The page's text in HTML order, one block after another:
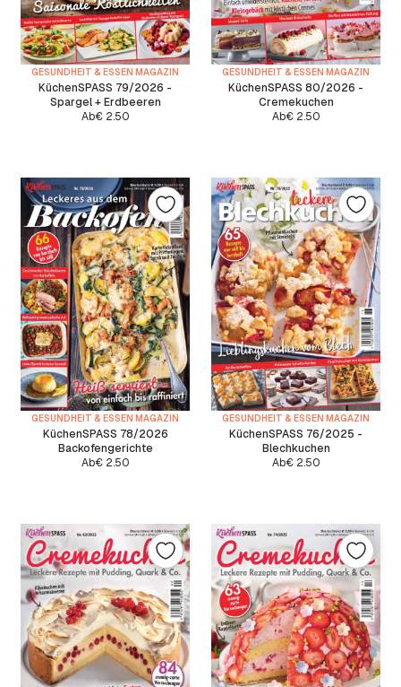
GESUNDHEIT & ESSEN MAGAZIN
KüchenSPASS 79/2026 -
Spargel + Erdbeeren
Ab€2.50
GESUNDHEIT & ESSEN MAGAZIN
KüchenSPASS 80/2026 -
Cremekuchen
Ab€2.50
GESUNDHEIT & ESSEN MAGAZIN
KüchenSPASS 78/2026
Backofengerichte
Ab€2.50
GESUNDHEIT & ESSEN MAGAZIN
KüchenSPASS 76/2025 -
Blechkuchen
Ab€2.50